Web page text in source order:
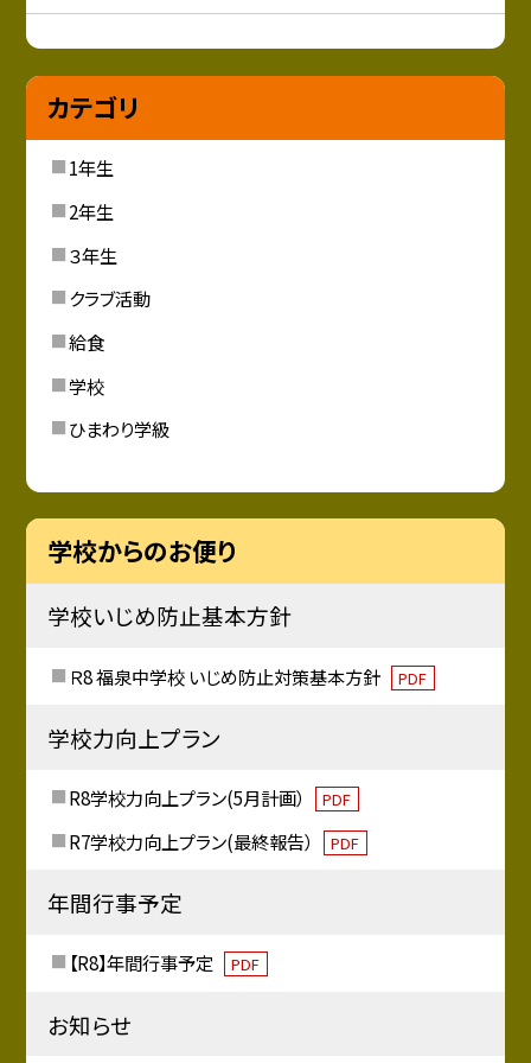
カテゴリ
1年生
2年生
３年生
クラブ活動
給食
学校
ひまわり学級
学校からのお便り
学校いじめ防止基本方針
Ｒ8 福泉中学校 いじめ防止対策基本方針 PDF
学校力向上プラン
R8学校力向上プラン(5月計画） PDF
R7学校力向上プラン(最終報告） PDF
年間行事予定
【R8】年間行事予定 PDF
お知らせ